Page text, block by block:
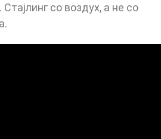
со воздух, а не со